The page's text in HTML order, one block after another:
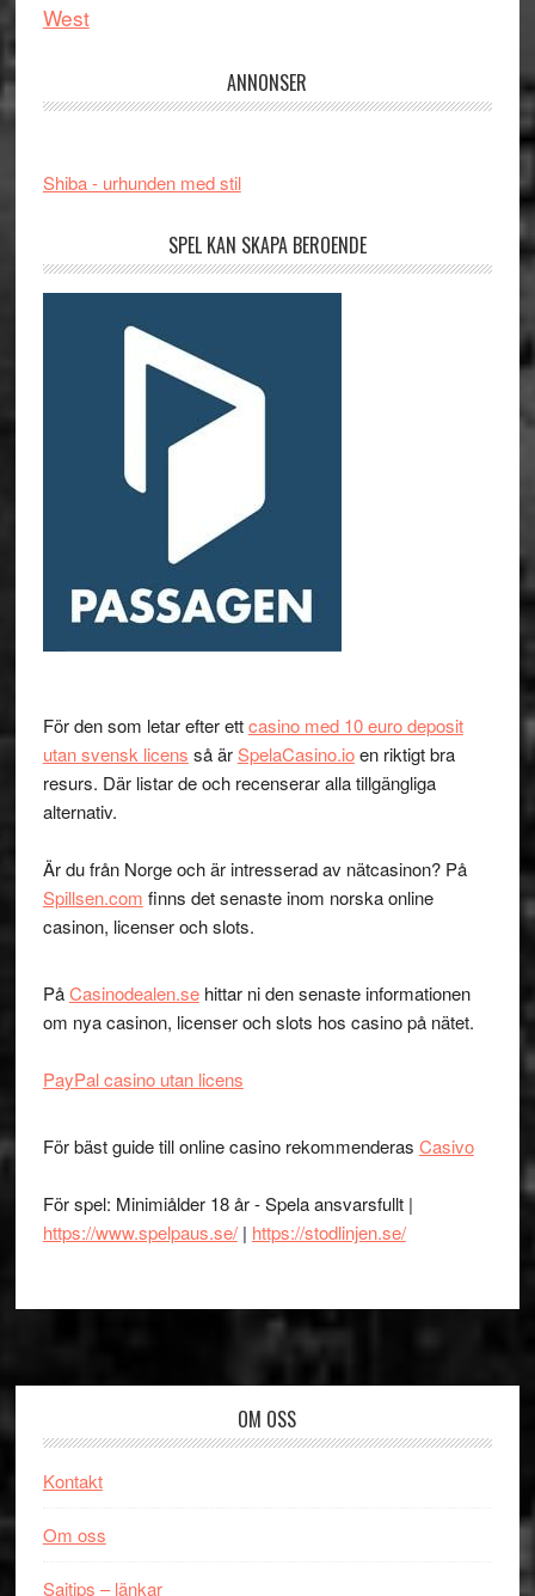
West
ANNONSER
Shiba - urhunden med stil
SPEL KAN SKAPA BEROENDE
För den som letar efter ettcasino med 10 euro deposit
utan svensk licens så ärSpelaCasino.ioen riktigt bra
resurs. Där listar de och recenserar alla tillgängliga
alternativ.
Är du från Norge och är intresserad av nätcasinon? På
Spillsen.com finns det senaste inom norska online
casinon, licenser och slots.
PåCasinodealen.sehittar ni den senaste informationen
om nya casinon, licenser och slots hos casino på nätet.
PayPal casino utan licens
För bäst guide till online casino rekommenderas Casivo
För spel: Minimiålder 18 år - Spela ansvarsfullt |
https://www.spelpaus.se/| https://stodlinjen.se/
OM OSS
Kontakt
Om oss
Sajtips – länkar